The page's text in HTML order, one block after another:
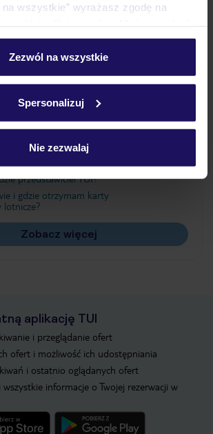
na wszystkie” wyrażasz zgodę na
wybór wchodząc w zakładkę
o plikach cookie znajdziesz
Zezwól na wszystkie
Spersonalizuj
Nie zezwalaj
przedstawiciel TUI?
i gdzie otrzymam karty
lotnicze?
Zobacz więcej
aplikację TUI
i przeglądanie ofert
ofert i możliwość ich udostępniania
i ostatnio oglądanych ofert
informacje o Twojej rezerwacji w